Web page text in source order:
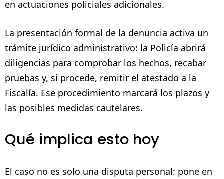
en actuaciones policiales adicionales.
La presentación formal de la denuncia activa un
trámite jurídico administrativo: la Policía abrirá
diligencias para comprobar los hechos, recabar
pruebas y, si procede, remitir el atestado a la
Fiscalía. Ese procedimiento marcará los plazos y
las posibles medidas cautelares.
Qué implica esto hoy
El caso no es solo una disputa personal: pone en